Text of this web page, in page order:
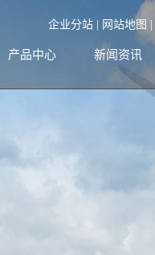
企业分站 网站地图
产品中心 新闻资讯